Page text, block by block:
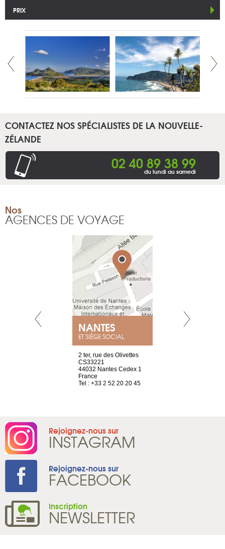
PRIX
CONTACTEZ NOS SPÉCIALISTES DE LA NOUVELLE-
ZÉLANDE
02 40 89 38 99
du lundi au samedi
Nos
AGENCES DE VOYAGE
NANTES
ET SIÈGE SOCIAL
2 ter, rue des Olivettes
CS33221
44032 Nantes Cedex 1
France
Tel : +33 2 52 20 20 45
Rejoignez-nous sur
INSTAGRAM
Rejoignez-nous sur
FACEBOOK
Inscription
NEWSLETTER